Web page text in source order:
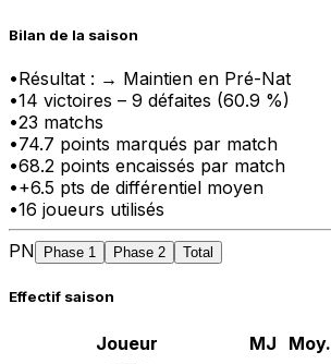
Bilan de la saison
•Résultat : → Maintien en Pré-Nat
•14 victoires – 9 défaites (60.9 %)
•23 matchs
•74.7 points marqués par match
•68.2 points encaissés par match
•+6.5 pts de différentiel moyen
•16 joueurs utilisés
PN
Phase 1 Phase 2 Total
Effectif saison
Joueur MJ Moy.